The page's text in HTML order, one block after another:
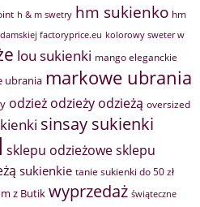
h & m swetry hm sukienko hm
factoryprice.eu kolorowy sweter w
lou sukienki mango eleganckie
ubrania markowe ubrania
odzież odzieży odzieżą oversized
sinsay sukienki
sklepu odzieżowesklepu
sukienkie tanie sukienki do 50 zł
z Butik wyprzedaż świąteczne